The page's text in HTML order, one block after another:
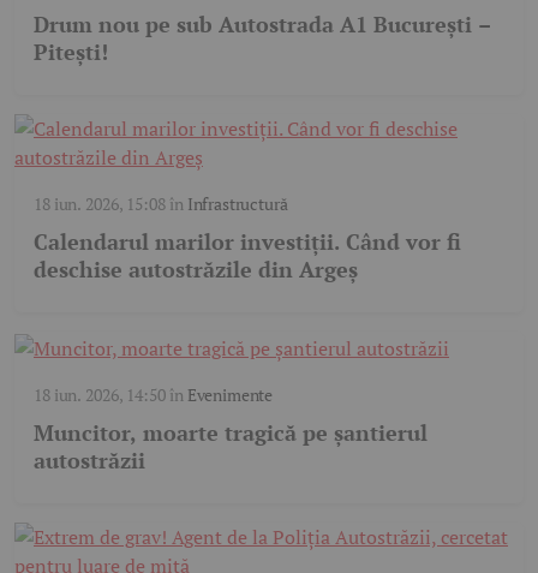
Drum nou pe sub Autostrada A1 București –
Pitești!
18 iun. 2026, 15:08în Infrastructură
Calendarul marilor investiții. Când vor fi
deschise autostrăzile din Argeș
18 iun. 2026, 14:50în Evenimente
Muncitor, moarte tragică pe șantierul
autostrăzii